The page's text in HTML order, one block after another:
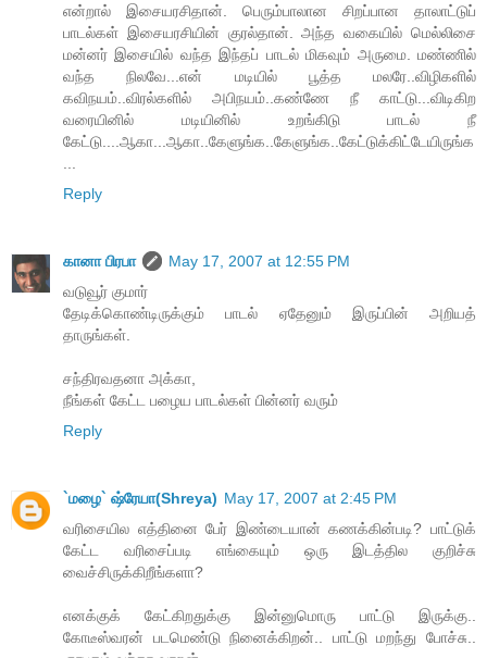
என்றால் இசையரசிதான். பெரும்பாலான சிறப்பான தாலாட்டுப்
பாடல்கள் இசையரசியின் குரல்தான். அந்த வகையில் மெல்லிசை
மன்னர் இசையில் வந்த இந்தப் பாடல் மிகவும் அருமை. மண்ணில்
வந்த நிலவே...என் மடியில் பூத்த மலரே..விழிகளில்
கவிநயம்..விரல்களில் அபிநயம்..கண்ணே நீ காட்டு...விடிகிற
வரையினில் மடியினில் உறங்கிடு பாடல் நீ
கேட்டு....ஆகா...ஆகா..கேளுங்க..கேளுங்க..கேட்டுக்கிட்டேயிருங்க
Reply
கானா பிரபா
May 17, 2007 at 12:55 PM
வடுவூர் குமார்
தேடிக்கொண்டிருக்கும் பாடல் ஏதேனும் இருப்பின் அறியத்
தாருங்கள்.
சந்திரவதனா அக்கா,
நீங்கள் கேட்ட பழைய பாடல்கள் பின்னர் வரும்
Reply
`மழை` ஷ்ரேயா(Shreya) May 17, 2007 at 2:45 PM
வரிசையில எத்தினை பேர் இண்டையான் கணக்கின்படி? பாட்டுக்
கேட்ட வரிசைப்படி எங்கையும் ஒரு இடத்தில குறிச்சு
வைச்சிருக்கிறீங்களா?
எனக்குக் கேட்கிறதுக்கு இன்னுமொரு பாட்டு இருக்கு..
கோடீஸ்வரன் படமெண்டு நினைக்கிறன்.. பாட்டு மறந்து போச்சு..